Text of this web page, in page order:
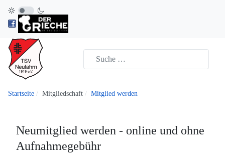
Startseite Mitgliedschaft Mitglied werden
Neumitglied werden - online und ohne
Aufnahmegebühr